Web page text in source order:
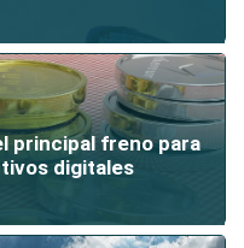
principal freno para
digitales